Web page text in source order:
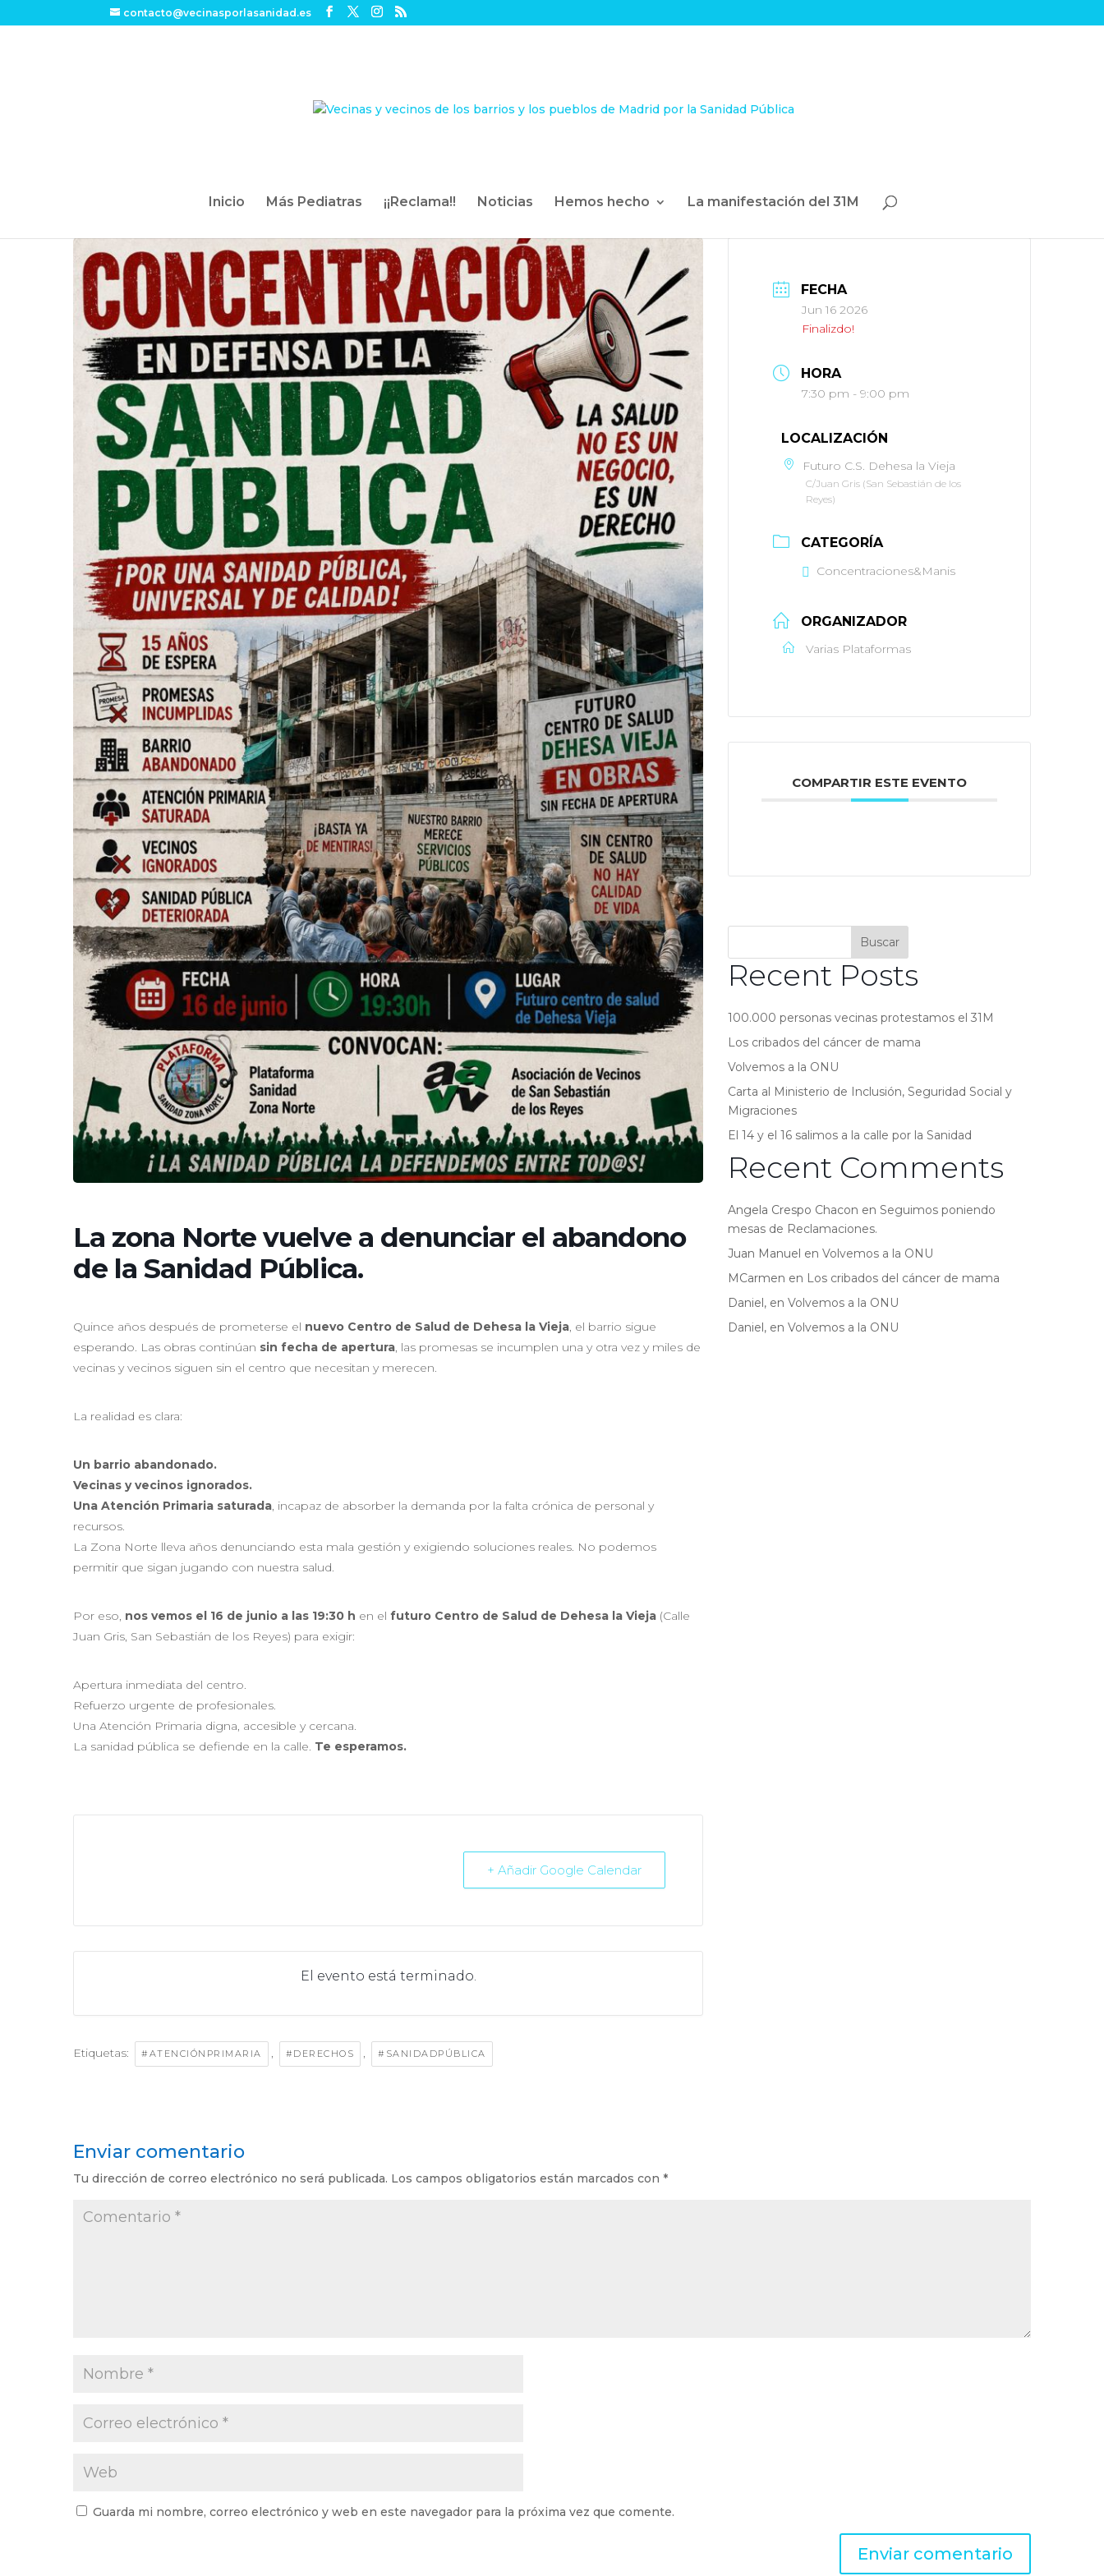
contacto@vecinasporlasanidad.es
Inicio Más Pediatras ¡¡Reclama!! Noticias Hemos hecho La manifestación del 31M
La zona Norte vuelve a denunciar el abandono
de la Sanidad Pública.
Quince años después de prometerse el nuevo Centro de Salud de Dehesa la Vieja, el barrio sigue
esperando. Las obras continúan sin fecha de apertura, las promesas se incumplen una y otra vez y miles de
vecinas y vecinos siguen sin el centro que necesitan y merecen.
La realidad es clara:
Un barrio abandonado.
Vecinas y vecinos ignorados.
Una Atención Primaria saturada, incapaz de absorber la demanda por la falta crónica de personal y
recursos.
La Zona Norte lleva años denunciando esta mala gestión y exigiendo soluciones reales. No podemos
permitir que sigan jugando con nuestra salud.
Por eso, nos vemos el 16 de junio a las 19:30 h en el futuro Centro de Salud de Dehesa la Vieja (Calle
Juan Gris, San Sebastián de los Reyes) para exigir:
Apertura inmediata del centro.
Refuerzo urgente de profesionales.
Una Atención Primaria digna, accesible y cercana.
La sanidad pública se defiende en la calle. Te esperamos.
+ Añadir Google Calendar
El evento está terminado.
Etiquetas: #ATENCIÓNPRIMARIA , #DERECHOS , #SANIDADPÚBLICA
FECHA
Jun 16 2026
Finalizdo!
HORA
7:30 pm - 9:00 pm
LOCALIZACIÓN
Futuro C.S. Dehesa la Vieja
C/Juan Gris (San Sebastián de los
Reyes)
CATEGORÍA
Concentraciones&Manis
ORGANIZADOR
Varias Plataformas
COMPARTIR ESTE EVENTO
Buscar
Recent Posts
100.000 personas vecinas protestamos el 31M
Los cribados del cáncer de mama
Volvemos a la ONU
Carta al Ministerio de Inclusión, Seguridad Social y
Migraciones
El 14 y el 16 salimos a la calle por la Sanidad
Recent Comments
Angela Crespo Chacon enSeguimos poniendo
mesas de Reclamaciones.
Juan Manuel enVolvemos a la ONU
MCarmen en Los cribados del cáncer de mama
Daniel, enVolvemos a la ONU
Daniel, enVolvemos a la ONU
Enviar comentario
Tu dirección de correo electrónico no será publicada. Los campos obligatorios están marcados con *
Guarda mi nombre, correo electrónico y web en este navegador para la próxima vez que comente.